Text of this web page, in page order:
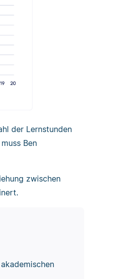
der Lernstunden
Ben
zwischen